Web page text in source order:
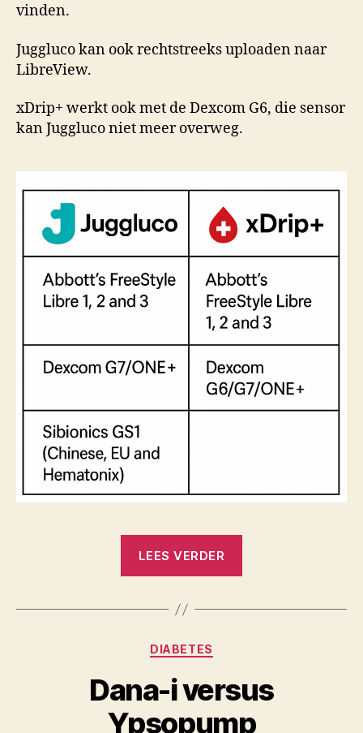
vinden.
Juggluco kan ook rechtstreeks uploaden naar
LibreView.
xDrip+ werkt ook met de Dexcom G6, die sensor
kan Juggluco niet meer overweg.
LEES VERDER
Categorieën
DIABETES
Dana-i versus
Ypsopump